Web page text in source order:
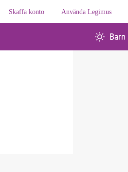
Skaffa konto Använda Legimus